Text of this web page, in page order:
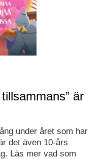
är
under året som har
det även 10-års
Läs mer vad som